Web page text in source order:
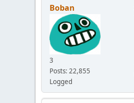
Boban
3
Posts: 22,855
Logged